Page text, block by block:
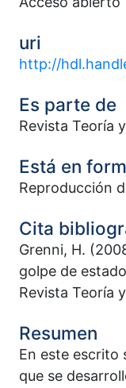
uri
http://
Es parte de
Revista Teoría
Está en
Reproducción
Cita
Grenni, H.
golpe de
Revista Teoría
Resumen
En este escrito
que se